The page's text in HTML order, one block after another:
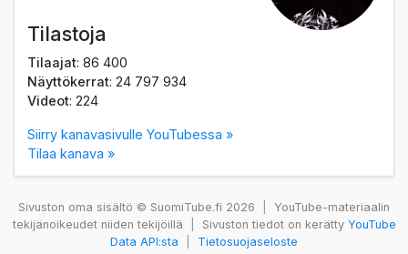
Tilastoja
Tilaajat: 86 400
Näyttökerrat: 24 797 934
Videot: 224
Siirry kanavasivulle YouTubessa »
Tilaa kanava »
Sivuston oma sisältö © SuomiTube.fi 2026
YouTube-materiaalin
tekijänoikeudet niiden tekijöillä
Sivuston tiedot on kerätty YouTube
Data API:sta
Tietosuojaseloste